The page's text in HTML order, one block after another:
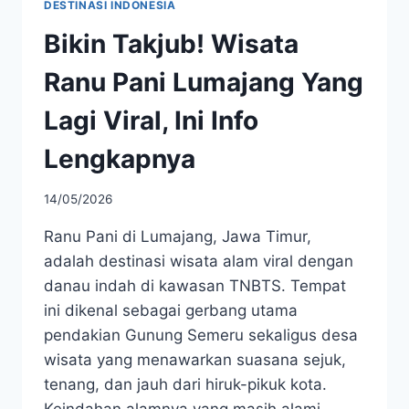
DESTINASI INDONESIA
Bikin Takjub! Wisata
Ranu Pani Lumajang Yang
Lagi Viral, Ini Info
Lengkapnya
14/05/2026
Ranu Pani di Lumajang, Jawa Timur,
adalah destinasi wisata alam viral dengan
danau indah di kawasan TNBTS. Tempat
ini dikenal sebagai gerbang utama
pendakian Gunung Semeru sekaligus desa
wisata yang menawarkan suasana sejuk,
tenang, dan jauh dari hiruk-pikuk kota.